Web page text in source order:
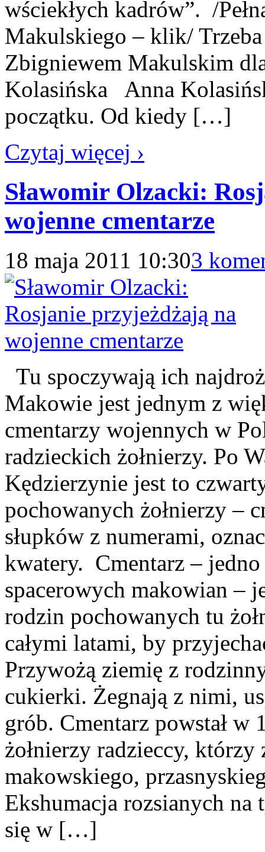
wściekłych kadrów”. /
Makulskiego – klik/
Zbigniewem Makulskim
Kolasińska Anna
początku. Od kiedy […]
Czytaj więcej ›
Sławomir Olzacki:
wojenne cmentarze
18 maja 2011 10:303
Tu spoczywają ich
Makowie jest jednym z
cmentarzy wojennych w
radzieckich żołnierzy. Po
Kędzierzynie jest to
pochowanych żołnierzy –
słupków z numerami,
kwatery. Cmentarz –
spacerowych makowian –
rodzin pochowanych tu
całymi latami, by
Przywożą ziemię z
cukierki. Żegnają z nimi,
grób. Cmentarz powstał
żołnierzy radzieccy,
makowskiego,
Ekshumacja rozsianych na
się w […]